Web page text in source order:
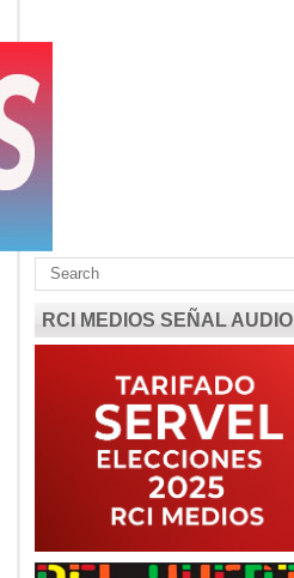
RCI MEDIOS SEÑAL AUDIO